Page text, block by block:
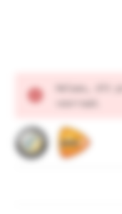
voorraad:Helaas, dit
voorraad.